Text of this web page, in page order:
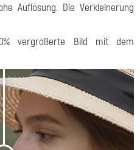
Auflösung. Die Verkleinerung
vergrößerte Bild mit dem